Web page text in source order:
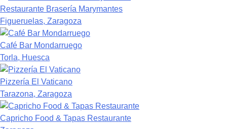
Restaurante Brasería Marymantes
Figueruelas, Zaragoza
Café Bar Mondarruego
Torla, Huesca
Pizzería El Vaticano
Tarazona, Zaragoza
Capricho Food & Tapas Restaurante